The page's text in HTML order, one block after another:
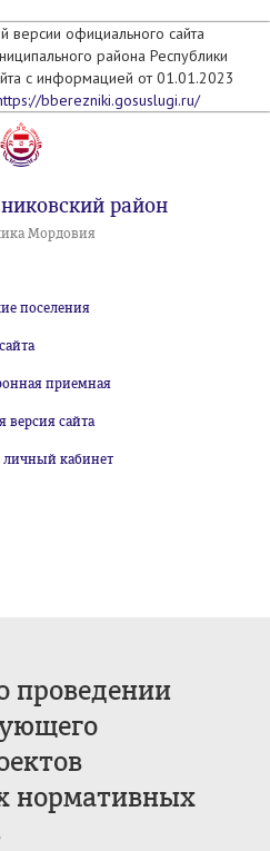
версии официального сайта
района Республики
с информацией от 01.01.2023
bberezniki.gosuslugi.ru/
район
Мордовия
поселения
приемная
версия сайта
личный кабинет
проведении
нормативных